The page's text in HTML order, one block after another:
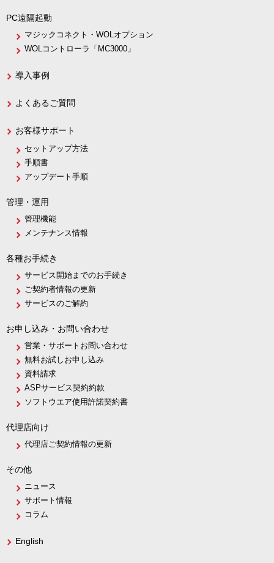
PC遠隔起動
マジックコネクト・WOLオプション
WOLコントローラ「MC3000」
導入事例
よくあるご質問
お客様サポート
セットアップ方法
手順書
アップデート手順
管理・運用
管理機能
メンテナンス情報
各種お手続き
サービス開始までのお手続き
ご契約者情報の更新
サービスのご解約
お申し込み・お問い合わせ
営業・サポートお問い合わせ
無料お試しお申し込み
資料請求
ASPサービス契約約款
ソフトウエア使用許諾契約書
代理店向け
代理店ご契約情報の更新
その他
ニュース
サポート情報
コラム
English